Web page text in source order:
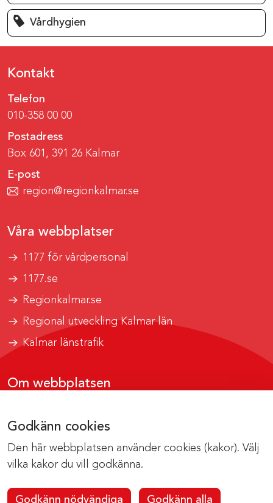
Godkänn cookies
Den här webbplatsen använder cookies (kakor). Välj
vilka kakor du vill godkänna.
Godkänn nödvändiga Godkänn alla
Vårdhygien
Kontakt
Telefon
010-358 00 00
Postadress
Box 601, 391 26 Kalmar
E-post
region@regionkalmar.se
Våra webbplatser
1177 för vårdpersonal
1177.se
Regionkalmar.se
Regional utveckling Kalmar län
Kalmar länstrafik
Om webbplatsen
Om cookies
Kontakta webbredaktionen